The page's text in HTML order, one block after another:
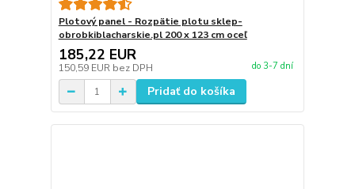
Plotový panel - Rozpätie plotu sklep-
obrobkiblacharskie.pl 200 x 123 cm oceľ
185,22 EUR
150,59 EUR bez DPH do 3-7 dní
Pridať do košíka